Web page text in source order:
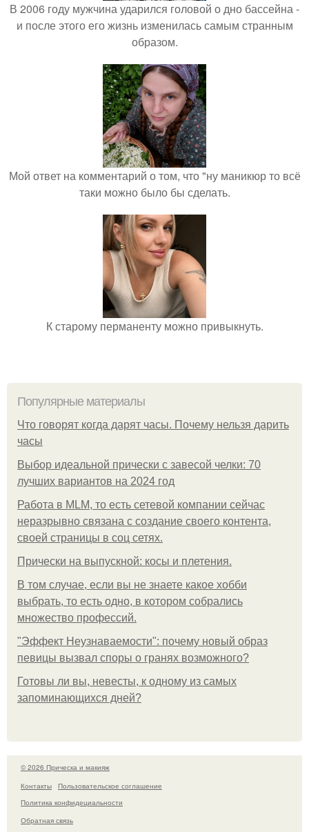
В 2006 году мужчина ударился головой о дно бассейна -
и после этого его жизнь изменилась самым странным
образом.
Мой ответ на комментарий о том, что "ну маникюр то всё
таки можно было бы сделать.
К старому перманенту можно привыкнуть.
Популярные материалы
Что говорят когда дарят часы. Почему нельзя дарить
часы
Выбор идеальной прически с завесой челки: 70
лучших вариантов на 2024 год
Работа в MLM, то есть сетевой компании сейчас
неразрывно связана с создание своего контента,
своей страницы в соц сетях.
Прически на выпускной: косы и плетения.
В том случае, если вы не знаете какое хобби
выбрать, то есть одно, в котором собрались
множество профессий.
"Эффект Неузнаваемости": почему новый образ
певицы вызвал споры о гранях возможного?
Готовы ли вы, невесты, к одному из самых
запоминающихся дней?
© 2026 Прическа и макияж
Контакты
Пользовательское соглашение
Политика конфидециальности
Обратная связь